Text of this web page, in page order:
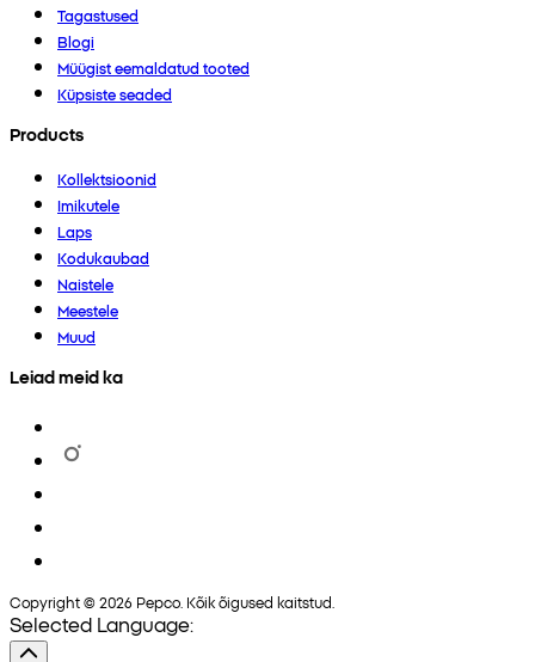
Tagastused
Blogi
Müügist eemaldatud tooted
Küpsiste seaded
Products
Kollektsioonid
Imikutele
Laps
Kodukaubad
Naistele
Meestele
Muud
Leiad meid ka
Copyright © 2026 Pepco. Kõik õigused kaitstud.
Selected Language: